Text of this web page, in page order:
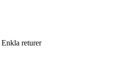
Enkla returer